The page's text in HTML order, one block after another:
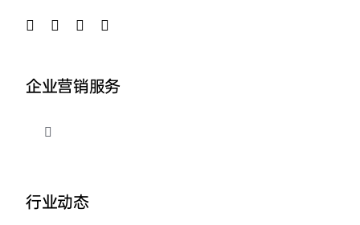
企业营销服务
切
航
行业动态